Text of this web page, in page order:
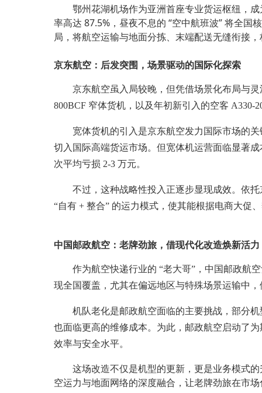
鄂州花湖机场作为亚洲首座专业货运枢纽，成
率高达 87.5%，昼夜不息的 “空中航班波” 将全国
局，将航空运输与地面分拣、末端配送无缝衔接
京东航空：后发突围，场景驱动的国际化探索
京东航空虽入局较晚，但凭借场景化布局与灵
800BCF 窄体货机，以及年初新引入的空客 A330-
宽体货机的引入是京东航空发力国际市场的关
切入国际高端货运市场。但宽体机运营面临显著
次平均亏损 2-3 万元。
不过，这种战略性投入正逐步显现成效。依托
“自有 + 整合” 的运力模式，使其能根据电商大促
中国邮政航空：老牌劲旅，借现代化改造焕新活力
作为航空快递行业的 “老大哥”，中国邮政航空
现全国覆盖，尤其在偏远地区与特殊场景运输中
机队老化是邮政航空面临的主要挑战，部分机
也面临更高的维修成本。为此，邮政航空启动了
效率与安全水平。
这场改造不仅是机型的更新，更是业务模式的
空运力与地面网络的深度融合，让老牌劲旅在市